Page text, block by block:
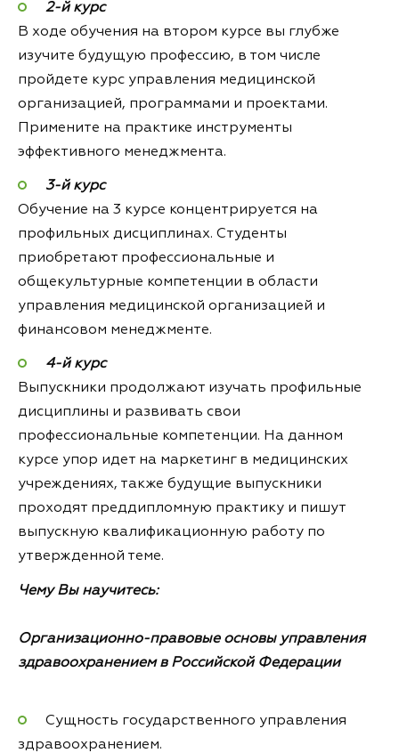
2-й курс
В ходе обучения на втором курсе вы глубже
изучите будущую профессию, в том числе
пройдете курс управления медицинской
организацией, программами и проектами.
Примените на практике инструменты
эффективного менеджмента.
3-й курс
Обучение на 3 курсе концентрируется на
профильных дисциплинах. Студенты
приобретают профессиональные и
общекультурные компетенции в области
управления медицинской организацией и
финансовом менеджменте.
4-й курс
Выпускники продолжают изучать профильные
дисциплины и развивать свои
профессиональные компетенции. На данном
курсе упор идет на маркетинг в медицинских
учреждениях, также будущие выпускники
проходят преддипломную практику и пишут
выпускную квалификационную работу по
утвержденной теме.
Чему Вы научитесь:
Организационно-правовые основы управления
здравоохранением в Российской Федерации
Сущность государственного управления
здравоохранением.